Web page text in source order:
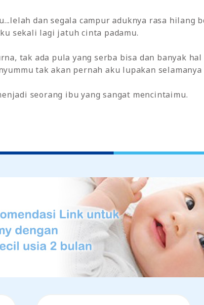
dan segala campur aduknya rasa hilang
sekali lagi jatuh cinta padamu.
tak ada pula yang serba bisa dan banyak
tak akan pernah aku lupakan
seorang ibu yang sangat mencintaimu.